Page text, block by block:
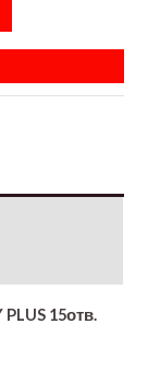
15отв.